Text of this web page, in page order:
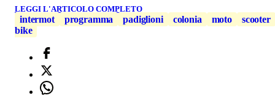
LEGGI L'ARTICOLO COMPLETO
intermot programma padiglioni colonia moto
scooter
bike